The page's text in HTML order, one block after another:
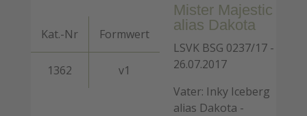
Kat.-Nr Formwert
1362 v1
Mister Majestic
alias Dakota
LSVK BSG 0237/17 -
26.07.2017
Vater: Inky Iceberg
alias Dakota -